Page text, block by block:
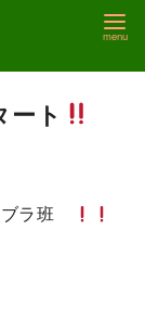
ト
ラ班